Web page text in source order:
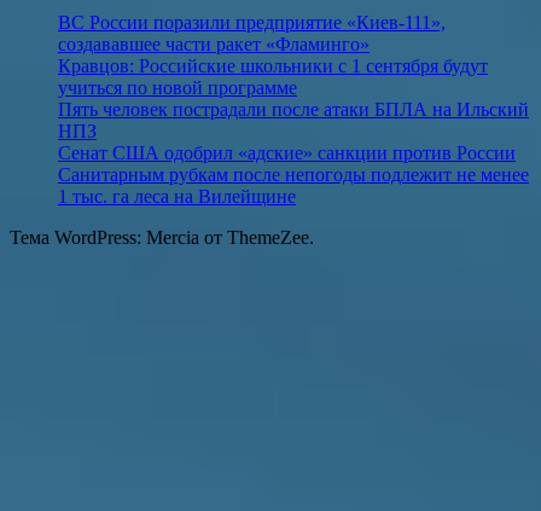
ВС России поразили предприятие «Киев-111»,
создававшее части ракет «Фламинго»
Кравцов: Российские школьники с 1 сентября будут
учиться по новой программе
Пять человек пострадали после атаки БПЛА на Ильский
НПЗ
Сенат США одобрил «адские» санкции против России
Санитарным рубкам после непогоды подлежит не менее
1 тыс. га леса на Вилейщине
Тема WordPress: Mercia от ThemeZee.